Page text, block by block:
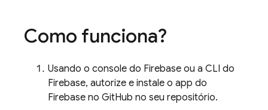
Como funciona?
Usando o console do Firebase ou a CLI do
Firebase, autorize e instale o app do
Firebase no GitHub no seu repositório.